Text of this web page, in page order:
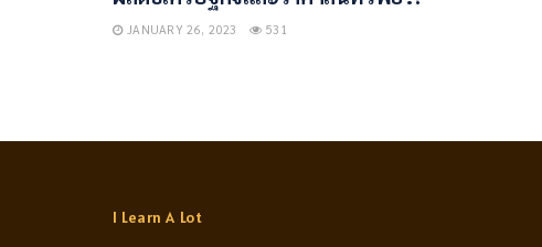
JANUARY 26, 2023 531
I Learn A Lot